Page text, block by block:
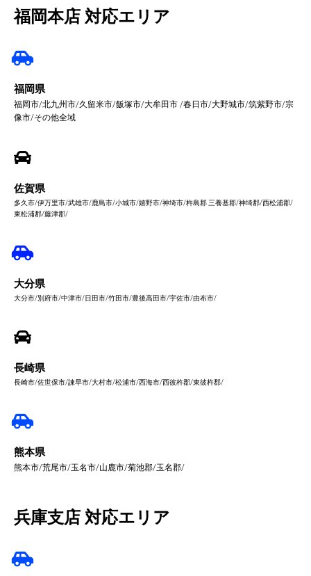
福岡本店 対応エリア
福岡県
福岡市/北九州市/久留米市/飯塚市/大牟田市 /春日市/大野城市/筑紫野市/宗
像市/その他全域
佐賀県
多久市/伊万里市/武雄市/鹿島市/小城市/嬉野市/神埼市/杵島郡 三養基郡/神埼郡/西松浦郡/
東松浦郡/藤津郡/
大分県
大分市/別府市/中津市/日田市/竹田市/豊後高田市/宇佐市/由布市/
長崎県
長崎市/佐世保市/諫早市/大村市/松浦市/西海市/西彼杵郡/東彼杵郡/
熊本県
熊本市/荒尾市/玉名市/山鹿市/菊池郡/玉名郡/
兵庫支店 対応エリア